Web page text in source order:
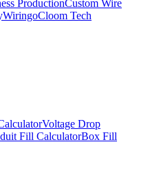
ProductionCustom Wire
WiringoCloom Tech
Voltage Drop
Fill CalculatorBox Fill